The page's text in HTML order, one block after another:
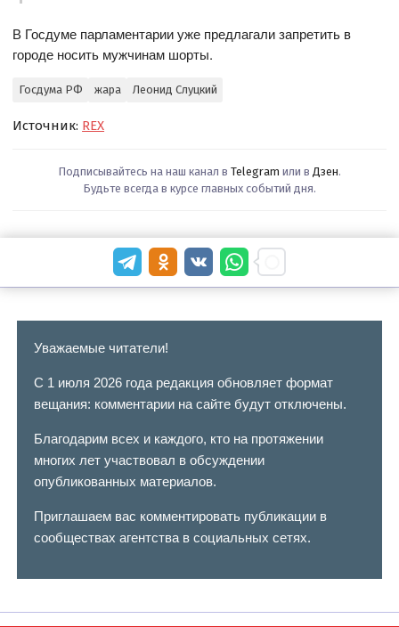
В Госдуме парламентарии уже предлагали запретить в
городе носить мужчинам шорты.
Госдума РФ жара Леонид Слуцкий
Источник: REX
Подписывайтесь на наш канал в Telegram или в Дзен.
Будьте всегда в курсе главных событий дня.
Уважаемые читатели!
С 1 июля 2026 года редакция обновляет формат
вещания: комментарии на сайте будут отключены.
Благодарим всех и каждого, кто на протяжении
многих лет участвовал в обсуждении
опубликованных материалов.
Приглашаем вас комментировать публикации в
сообществах агентства в социальных сетях.